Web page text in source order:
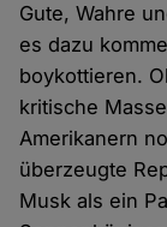
Gute, Wahre
es dazu
boykottieren.
kritische
Amerikanern
überzeugte
Musk als ein